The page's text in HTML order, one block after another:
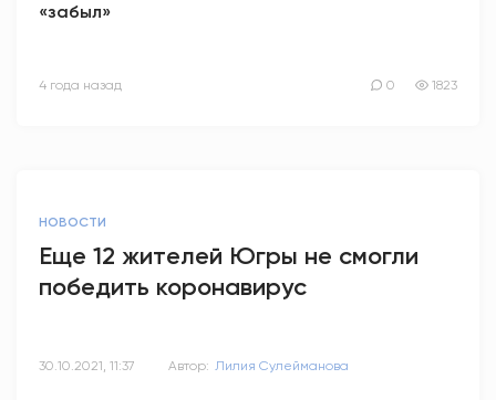
«забыл»
4 года назад 0 1823
НОВОСТИ
Еще 12 жителей Югры не смогли
победить коронавирус
30.10.2021, 11:37 Автор: Лилия Сулейманова